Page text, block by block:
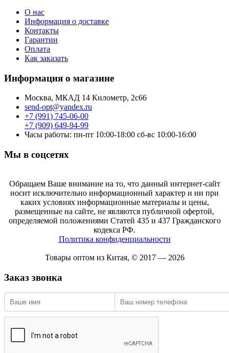
О нас
Информация о доставке
Контакты
Гарантии
Оплата
Как заказать
Информация о магазине
Москва, МКАД 14 Километр, 2с66
send-opt@yandex.ru
+7 (991) 745-06-00
+7 (909) 649-94-99
Часы работы: пн-пт 10:00-18:00 сб-вс 10:00-16:00
Мы в соцсетях
Обращаем Ваше внимание на то, что данный интернет-сайт
носит исключительно информационный характер и ни при
каких условиях информационные материалы и цены,
размещенные на сайте, не являются публичной офертой,
определяемой положениями Статей 435 и 437 Гражданского
кодекса РФ.
Политика конфиденциальности
Товары оптом из Китая, © 2017 — 2026
Заказ звонка